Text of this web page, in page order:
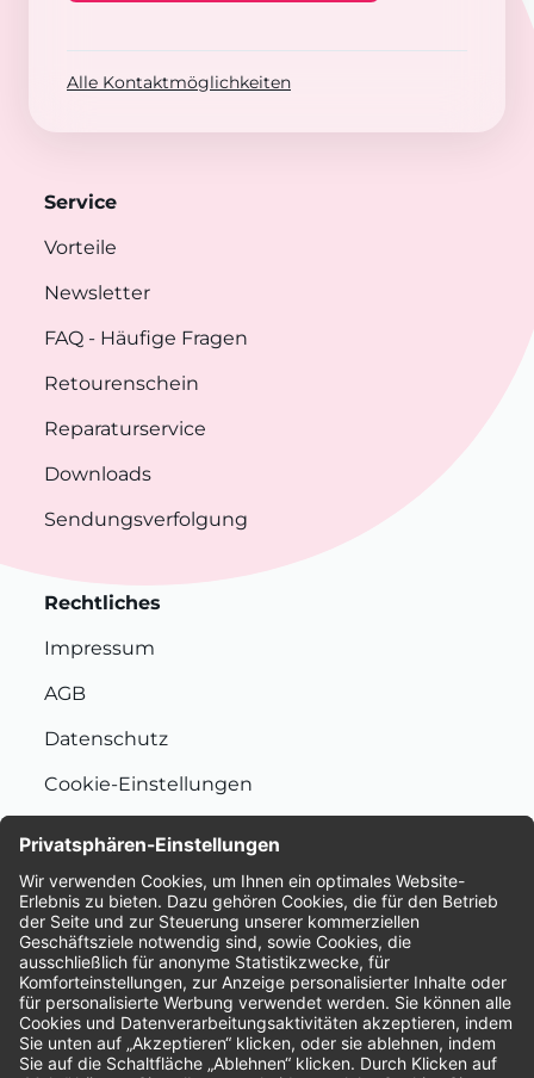
Alle Kontaktmöglichkeiten
Service
Vorteile
Newsletter
FAQ - Häufige Fragen
Retourenschein
Reparaturservice
Downloads
Sendungsverfolgung
Rechtliches
Impressum
AGB
Datenschutz
Cookie-Einstellungen
Bewertungen